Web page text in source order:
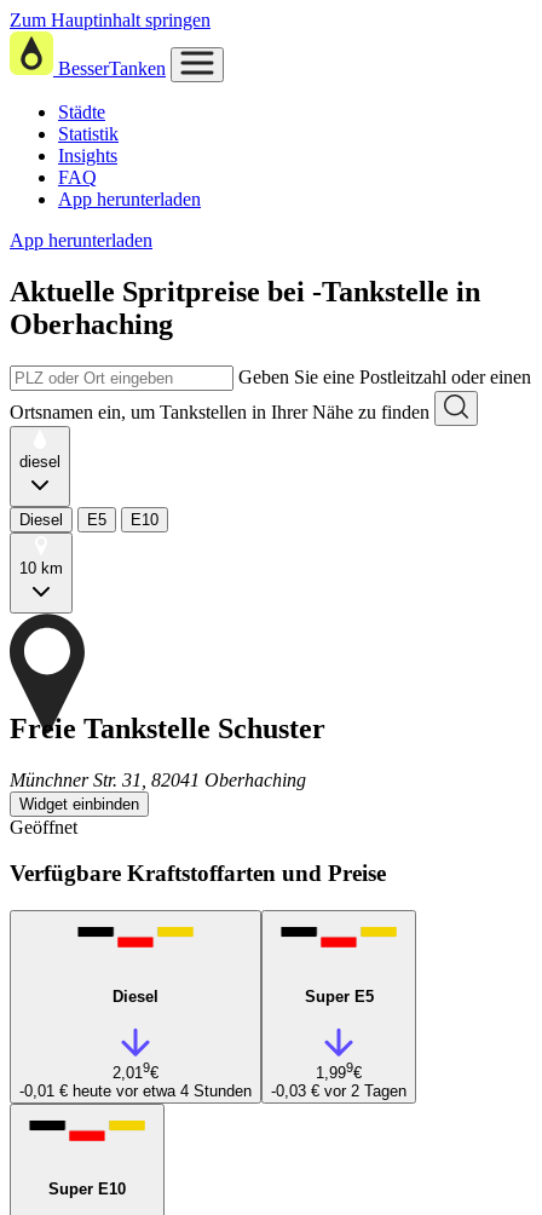
Zum Hauptinhalt springen
BesserTanken
Städte
Statistik
Insights
FAQ
App herunterladen
App herunterladen
Aktuelle Spritpreise bei -Tankstelle in
Oberhaching
Geben Sie eine Postleitzahl oder einen
Ortsnamen ein, um Tankstellen in Ihrer Nähe zu finden
diesel
Diesel E5 E10
10 km
Freie Tankstelle Schuster
Münchner Str. 31, 82041 Oberhaching
Widget einbinden
Geöffnet
Verfügbare Kraftstoffarten und Preise
Diesel
2,019€
-0,01 € heute vor etwa 4 Stunden
Super E5
1,999€
-0,03 € vor 2 Tagen
Super E10